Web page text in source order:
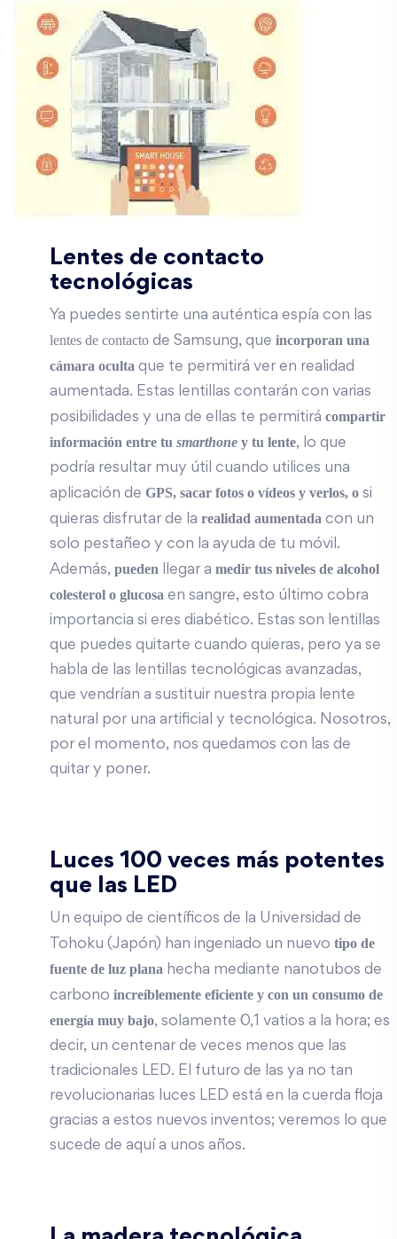
Lentes de contacto
tecnológicas
Ya puedes sentirte una auténtica espía con las
lentes de contacto de Samsung, que incorporan una
cámara oculta que te permitirá ver en realidad
aumentada. Estas lentillas contarán con varias
posibilidades y una de ellas te permitirá compartir
información entre tu smarthone y tu lente, lo que
podría resultar muy útil cuando utilices una
aplicación de GPS, sacar fotos o vídeos y verlos, o si
quieras disfrutar de la realidad aumentada con un
solo pestañeo y con la ayuda de tu móvil.
Además, pueden llegar a medir tus niveles de alcohol
colesterol o glucosa en sangre, esto último cobra
importancia si eres diabético. Estas son lentillas
que puedes quitarte cuando quieras, pero ya se
habla de las lentillas tecnológicas avanzadas,
que vendrían a sustituir nuestra propia lente
natural por una artificial y tecnológica. Nosotros,
por el momento, nos quedamos con las de
quitar y poner.
Luces 100 veces más potentes
que las LED
Un equipo de científicos de la Universidad de
Tohoku (Japón) han ingeniado un nuevo tipo de
fuente de luz plana hecha mediante nanotubos de
carbono increíblemente eficiente y con un consumo de
energía muy bajo, solamente 0,1 vatios a la hora; es
decir, un centenar de veces menos que las
tradicionales LED. El futuro de las ya no tan
revolucionarias luces LED está en la cuerda floja
gracias a estos nuevos inventos; veremos lo que
sucede de aquí a unos años.